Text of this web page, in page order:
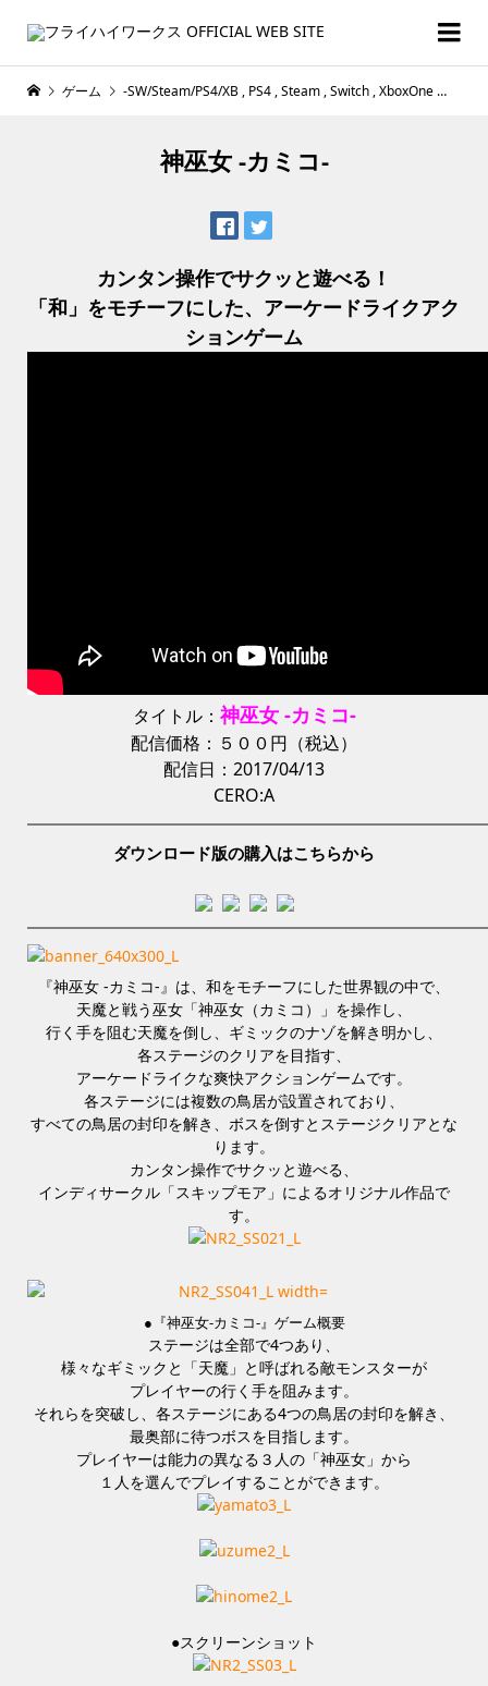
ゲーム -SW/Steam/PS4/XB , PS4 ,Steam ,Switch ,XboxOne
神巫女 -カミコ-
カンタン操作でサクッと遊べる！
「和」をモチーフにした、アーケードライクアク
ションゲーム
タイトル： 神巫女 -カミコ-
配信価格：５００円（税込）
配信日：2017/04/13
CERO:A
ダウンロード版の購入はこちらから
『神巫女 -カミコ-』は、和をモチーフにした世界観の中で、
天魔と戦う巫女「神巫女（カミコ）」を操作し、
行く手を阻む天魔を倒し、ギミックのナゾを解き明かし、
各ステージのクリアを目指す、
アーケードライクな爽快アクションゲームです。
各ステージには複数の鳥居が設置されており、
すべての鳥居の封印を解き、ボスを倒すとステージクリアとな
ります。
カンタン操作でサクッと遊べる、
インディサークル「スキップモア」によるオリジナル作品で
す。
●『神巫女-カミコ-』ゲーム概要
ステージは全部で4つあり、
様々なギミックと「天魔」と呼ばれる敵モンスターが
プレイヤーの行く手を阻みます。
それらを突破し、各ステージにある4つの鳥居の封印を解き、
最奥部に待つボスを目指します。
プレイヤーは能力の異なる３人の「神巫女」から
１人を選んでプレイすることができます。
●スクリーンショット